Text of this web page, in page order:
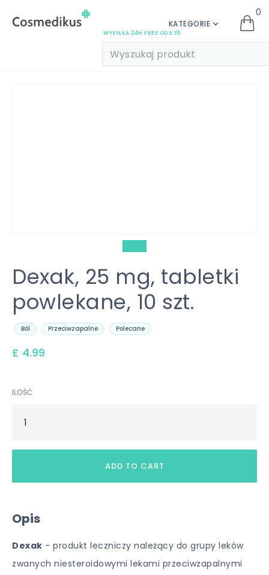
WYSYŁKA 24H FREE OD £35
KATEGORIE
0
Dexak, 25 mg, tabletki
powlekane, 10 szt.
Ból Przeciwzapalne Polecane
£ 4.99
ILOŚĆ
Opis
Dexak - produkt leczniczy należący do grupy leków
zwanych niesteroidowymi lekami przeciwzapalnymi